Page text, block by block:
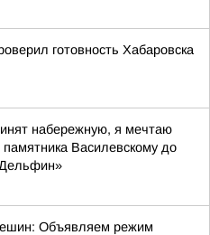
готовность Хабаровска
набережную, я мечтаю
памятника Василевскому до
Объявляем режим